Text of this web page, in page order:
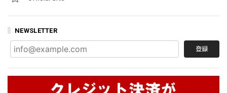
NEWSLETTER
登録